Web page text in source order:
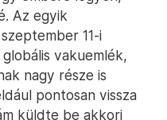
Az egyik
11-i
vakuemlék,
nagy része is
pontosan vissza
küldte be akkori